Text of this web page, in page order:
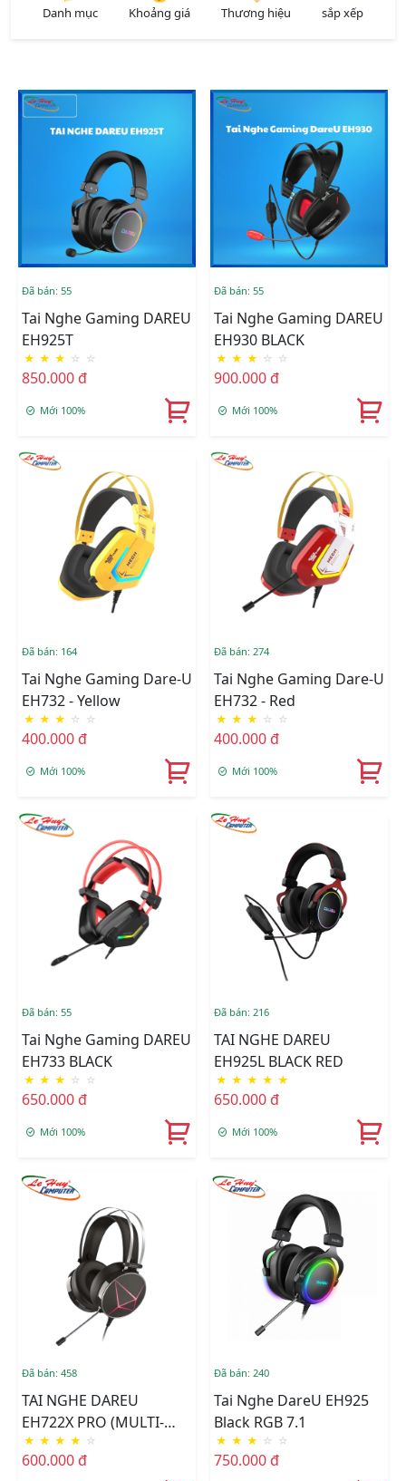
Danh mục
Khoảng giá
Thương hiệu
sắp xếp
Đã bán: 55
Tai Nghe Gaming DAREU
EH925T
★ ★ ★ ☆ ☆
850.000 đ
Mới 100%
Đã bán: 55
Tai Nghe Gaming DAREU
EH930 BLACK
★ ★ ★ ☆ ☆
900.000 đ
Mới 100%
Đã bán: 164
Tai Nghe Gaming Dare-U
EH732 - Yellow
★ ★ ★ ☆ ☆
400.000 đ
Mới 100%
Đã bán: 274
Tai Nghe Gaming Dare-U
EH732 - Red
★ ★ ★ ☆ ☆
400.000 đ
Mới 100%
Đã bán: 55
Tai Nghe Gaming DAREU
EH733 BLACK
★ ★ ★ ☆ ☆
650.000 đ
Mới 100%
Đã bán: 216
TAI NGHE DAREU
EH925L BLACK RED
★ ★ ★ ★ ★
650.000 đ
Mới 100%
Đã bán: 458
TAI NGHE DAREU
EH722X PRO (MULTI-
LED)
★ ★ ★ ★ ☆
600.000 đ
Đã bán: 240
Tai Nghe DareU EH925
Black RGB 7.1
★ ★ ★ ☆ ☆
750.000 đ